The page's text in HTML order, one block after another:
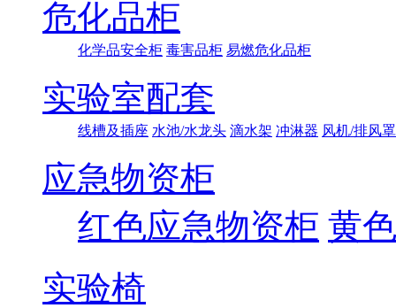
危化品柜
化学品安全柜 毒害品柜 易燃危化品柜
实验室配套
线槽及插座 水池/水龙头 滴水架 冲淋器 风机/排风罩
应急物资柜
红色应急物资柜 黄
实验椅